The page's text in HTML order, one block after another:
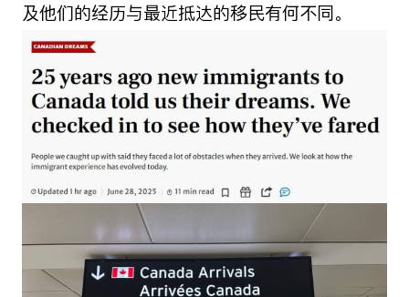
及他们的经历与最近抵达的移民有何不同。